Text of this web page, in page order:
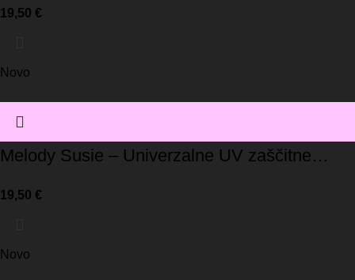
19,50 €
Novo
Melody Susie – Univerzalne UV zaščitne
19,50 €
Novo